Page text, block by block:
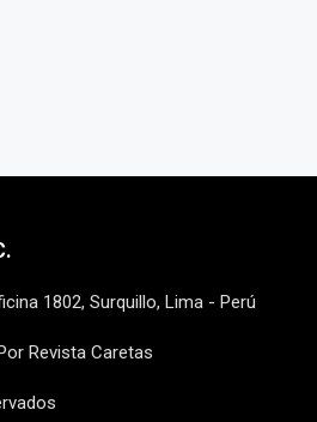
1802, Surquillo, Lima - Perú
Revista Caretas